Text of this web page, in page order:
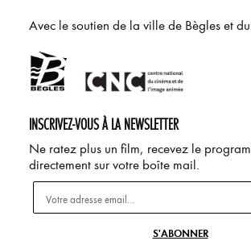
Avec le soutien de la ville de Bègles et
INSCRIVEZ-VOUS À LA NEWSLETTER
Ne ratez plus un film, recevez le
directement sur votre boîte mail.